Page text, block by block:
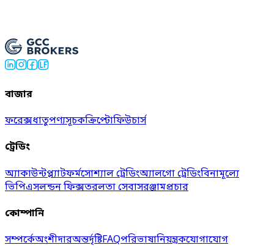
বাজার
ফরেক্সধাতুপণ্যসূচকক্রিপ্টোফিউচার্স
ট্রেডিং
অ্যাকাউন্টপ্ল্যাটফর্মসোশ্যাল ট্রেডিংঅ্যালগো ট্রেডিংবিনামূল্যে
ভিপিএসলন্ডন ফিক্সতরলতা সেবাসরঞ্জামপ্রচার
কোম্পানি
সম্পর্কেঅংশীদারঅন্তর্দৃষ্টিFAQপরিভাষানিয়ন্ত্রকযোগাযোগ